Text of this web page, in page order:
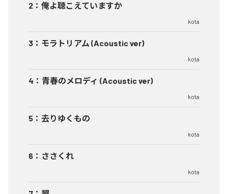
2 ： 俺よ聴こえていますか
kota
3 ： モラトリアム (Acoustic ver)
kota
4 ： 青春のメロディ (Acoustic ver)
kota
5 ： 去りゆくもの
kota
6 ： ささくれ
kota